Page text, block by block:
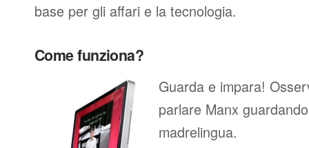
base per gli affari e la tecnologia.
Come funziona?
Guarda e impara!
parlare Manx
madrelingua.